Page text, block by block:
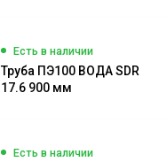
Есть в наличии
Труба ПЭ100 ВОДА SDR
17.6 900 мм
Есть в наличии